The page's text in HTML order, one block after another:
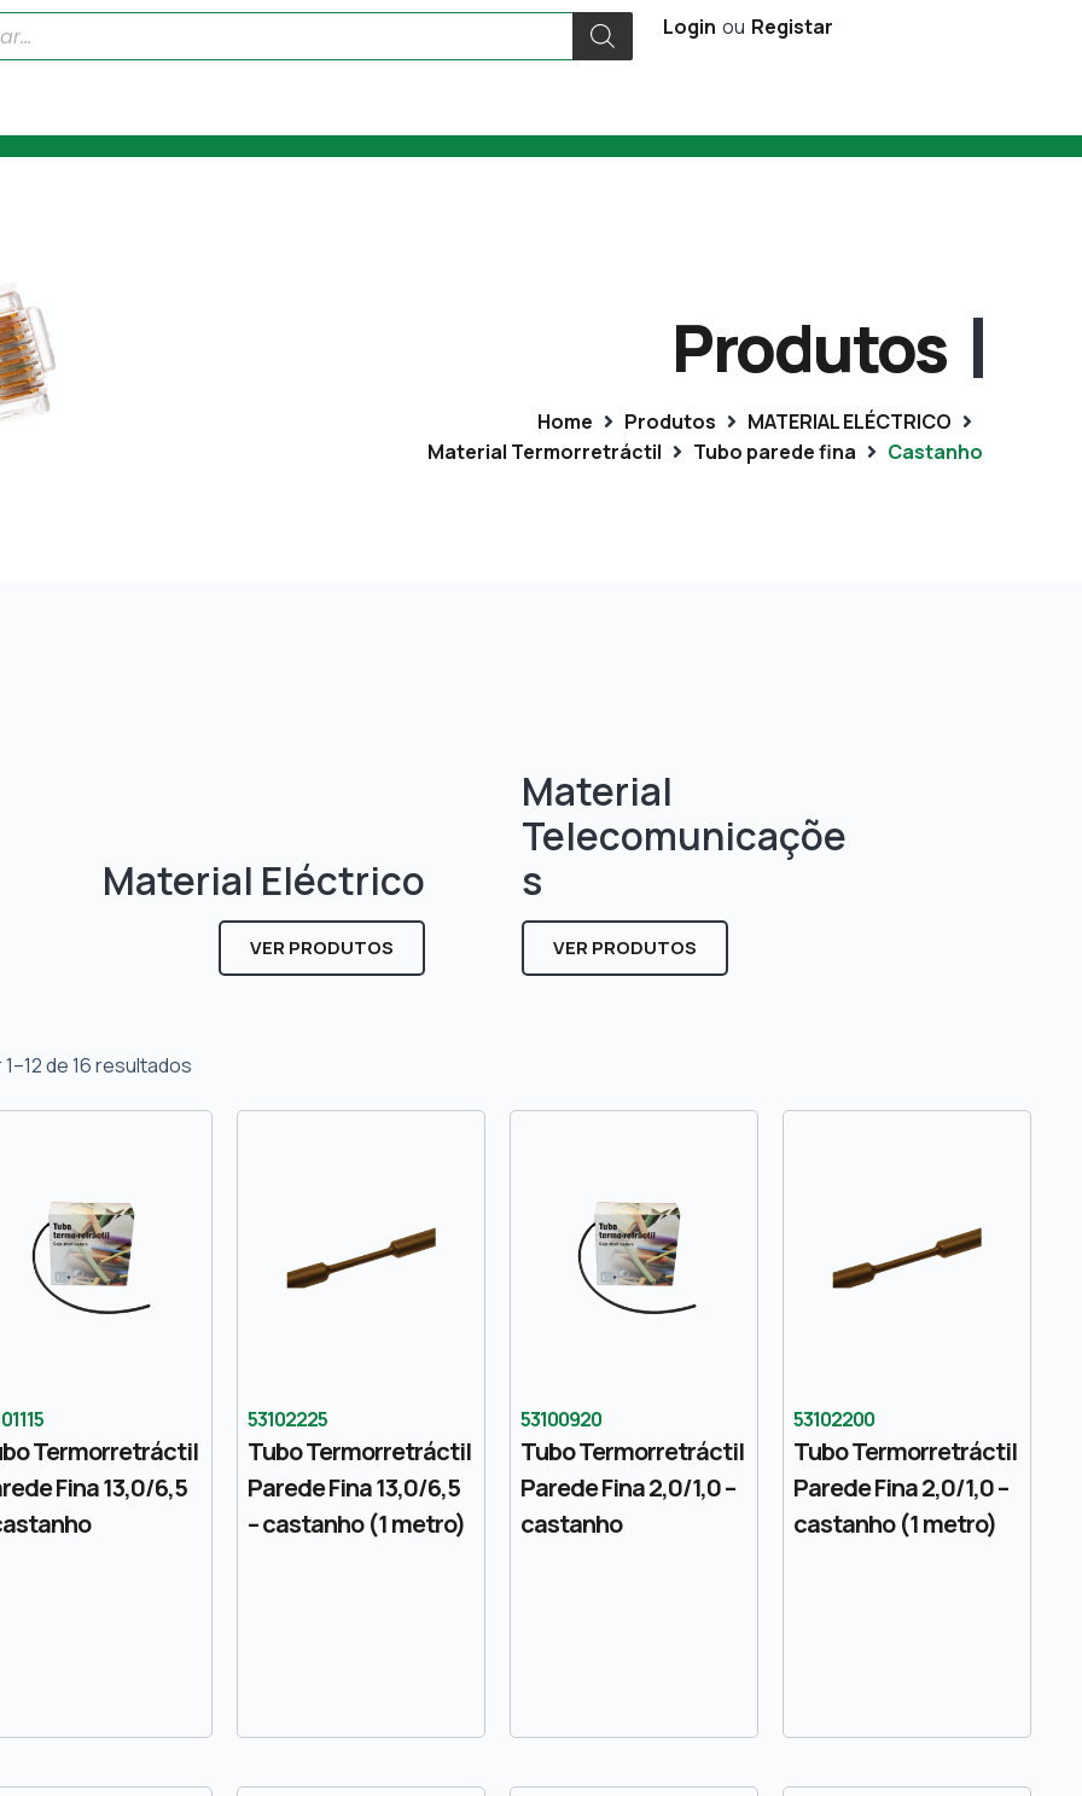
Login ou Registar
Produtos
Home Produtos
MATERIAL ELÉCTRICO
Material Termorretráctil
Tubo parede fina Castanho
Material Eléctrico
VER PRODUTOS
Material
Telecomunicaçõe
s
VER PRODUTOS
de 16 resultados
Termorretráctil
Fina 13,0/6,5
53102225
Tubo Termorretráctil
Parede Fina 13,0/6,5
– castanho (1 metro)
53100920
Tubo Termorretráctil
Parede Fina 2,0/1,0 –
castanho
53102200
Tubo Termorretráctil
Parede Fina 2,0/1,0 –
castanho (1 metro)